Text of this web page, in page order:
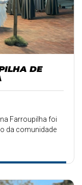
DE
Farroupilha foi
da comunidade